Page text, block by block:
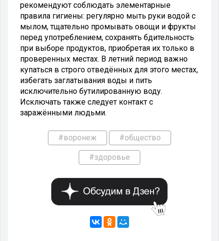
рекомендуют соблюдать элементарные
правила гигиены: регулярно мыть руки водой с
мылом, тщательно промывать овощи и фрукты
перед употреблением, сохранять бдительность
при выборе продуктов, приобретая их только в
проверенных местах. В летний период важно
купаться в строго отведённых для этого местах,
избегать заглатывания воды и пить
исключительно бутилированную воду.
Исключать также следует контакт с
заражёнными людьми.
#воронеж #общество
#здоровье